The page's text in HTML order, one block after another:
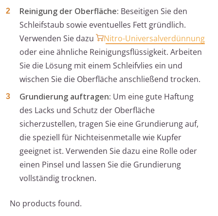
Reinigung der Oberfläche: Beseitigen Sie den
Schleifstaub sowie eventuelles Fett gründlich.
Verwenden Sie dazu
Nitro-Universalverdünnung
oder eine ähnliche Reinigungsflüssigkeit. Arbeiten
Sie die Lösung mit einem Schleifvlies ein und
wischen Sie die Oberfläche anschließend trocken.
Grundierung auftragen: Um eine gute Haftung
des Lacks und Schutz der Oberfläche
sicherzustellen, tragen Sie eine Grundierung auf,
die speziell für Nichteisenmetalle wie Kupfer
geeignet ist. Verwenden Sie dazu eine Rolle oder
einen Pinsel und lassen Sie die Grundierung
vollständig trocknen.
No products found.